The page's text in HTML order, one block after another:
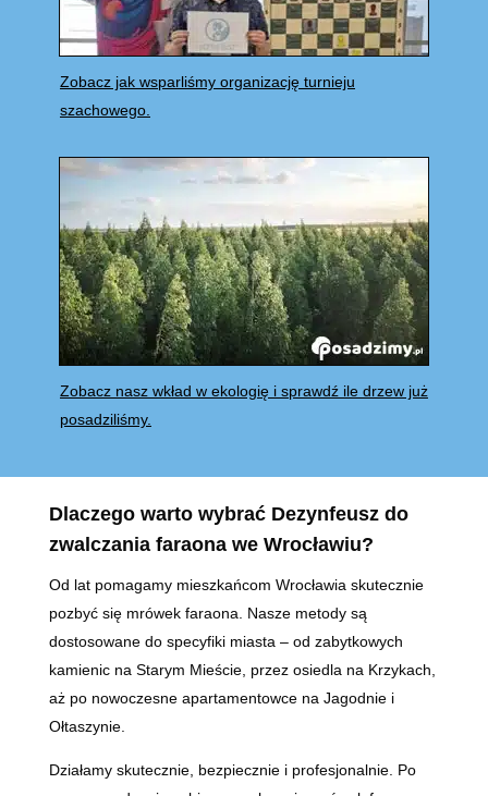
Zobacz jak wsparliśmy organizację turnieju
szachowego.
Zobacz nasz wkład w ekologię i sprawdź ile drzew już
posadziliśmy.
Dlaczego warto wybrać Dezynfeusz do
zwalczania faraona we Wrocławiu?
Od lat pomagamy mieszkańcom Wrocławia skutecznie
pozbyć się mrówek faraona. Nasze metody są
dostosowane do specyfiki miasta – od zabytkowych
kamienic na Starym Mieście, przez osiedla na Krzykach,
aż po nowoczesne apartamentowce na Jagodnie i
Ołtaszynie.
Działamy skutecznie, bezpiecznie i profesjonalnie. Po